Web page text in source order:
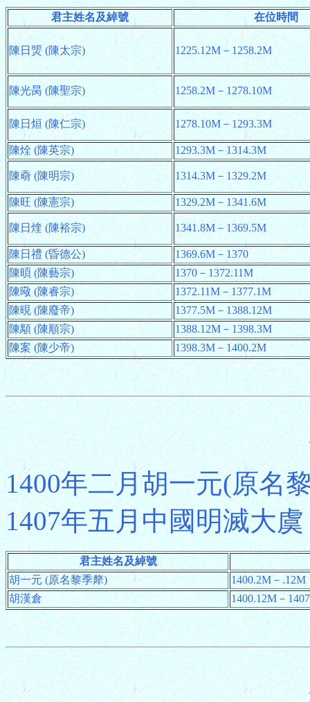
君主姓名及綽號 在位時間
陳日煚 (陳太宗) 1225.12M－1258.2M
陳光昺 (陳聖宗) 1258.2M－1278.10M
陳日烜 (陳仁宗) 1278.10M－1293.3M
陳烇 (陳英宗) 1293.3M－1314.3M
陳奣 (陳明宗) 1314.3M－1329.2M
陳旺 (陳憲宗) 1329.2M－1341.6M
陳日煃 (陳裕宗) 1341.8M－1369.5M
陳日禮 (昏德公)
1369.6M－1370
陳暊 (陳藝宗)
1370－1372.11M
陳曔 (陳睿宗)
1372.11M－1377.1M
陳晛 (陳廢帝)
1377.5M－1388.12M
陳顒 (陳順宗)
1388.12M－1398.3M
陳案 (陳少帝)
1398.3M－1400.2M
1400年二月胡一元(原名
1407年五月中國明滅大
君主姓名及綽號
胡一元 (原名黎季犛)
1400.2M－.12M
胡漢倉
1400.12M－